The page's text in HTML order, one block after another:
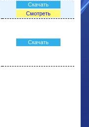
Скачать
Смотреть
Скачать